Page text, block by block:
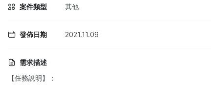
案件類型 其他
發佈日期 2021.11.09
需求描述
【任務說明】：​